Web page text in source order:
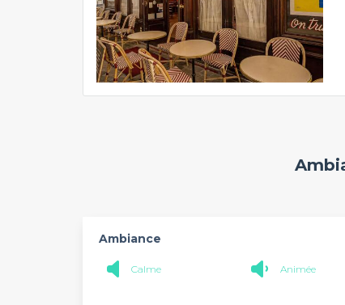
Ambiance
Calme Animée